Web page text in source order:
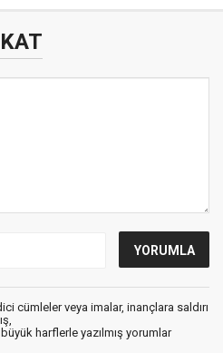
cümleler veya imalar, inançlara saldırı
harflerle yazılmış yorumlar